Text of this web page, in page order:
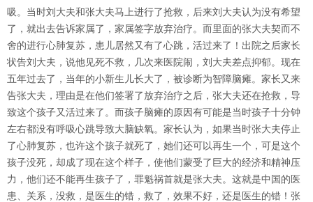
吸。当时刘大夫和张大夫马上进行了抢救，后来刘大夫认为没有希望
了，就出去告诉家属了，家属签字放弃治疗。而里面的张大夫契而不
舍的进行心肺复苏，患儿居然又有了心跳，活过来了！出院之后家长
状告刘大夫，说他见死不救，几次来医院闹，刘大夫差点抑郁。现在
五年过去了，当年的小新生儿长大了，被诊断为智障脑瘫。家长又来
告张大夫，理由是在他们签署了放弃治疗之后，张大夫还在抢救，导
致这个孩子又活过来了。而孩子脑瘫的原因有可能是当时孩子十分钟
左右都没有呼吸心跳导致大脑缺氧。家长认为，如果当时张大夫停止
了心肺复苏，也许这个孩子就死了，她们还可以再生一个，可是这个
孩子没死，却成了现在这个样子，使他们蒙受了巨大的经济和精神压
力，他们还不能再生孩子了，罪魁祸首就是张大夫。这就是中国的医
患、关系，没救，是医生的错，救了，效果不好，还是医生的错！张